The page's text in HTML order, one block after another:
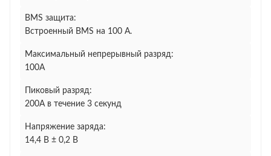
BMS защита:
Встроенный BMS на 100 А.
Максимальный непрерывный разряд:
100А
Пиковый разряд:
200А в течение 3 секунд
Напряжение заряда:
14,4 В ± 0,2 В